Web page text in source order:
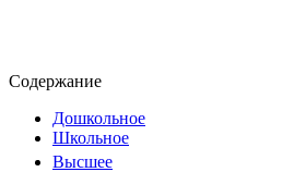
Содержание
Дошкольное
Школьное
Высшее